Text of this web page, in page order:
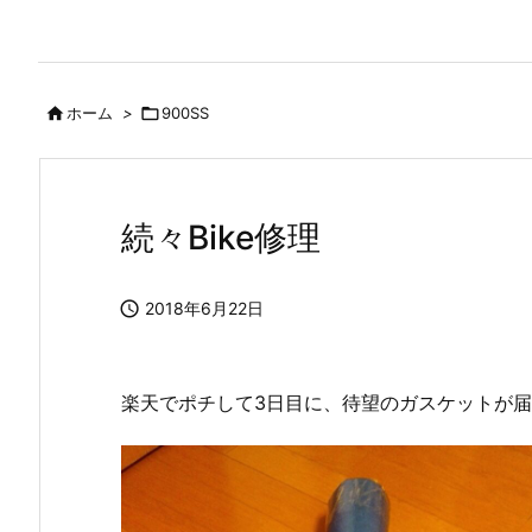
ホーム > 900SS
続々Bike修理
 2018年6月22日
楽天でポチして3日目に、待望のガスケットが